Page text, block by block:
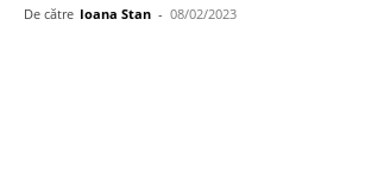
De către Ioana Stan - 08/02/2023